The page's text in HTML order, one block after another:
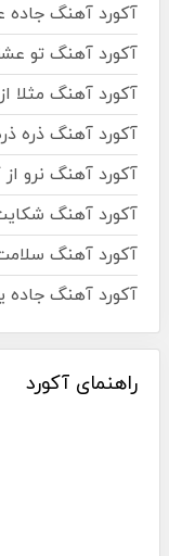
آکورد آهنگ
آکورد آهنگ تو
آکورد آهنگ مثلا
آکورد آهنگ ذره
آکورد آهنگ نرو
آکورد آهنگ
آکورد آهنگ
آکورد آهنگ جاده
راهنمای آکورد